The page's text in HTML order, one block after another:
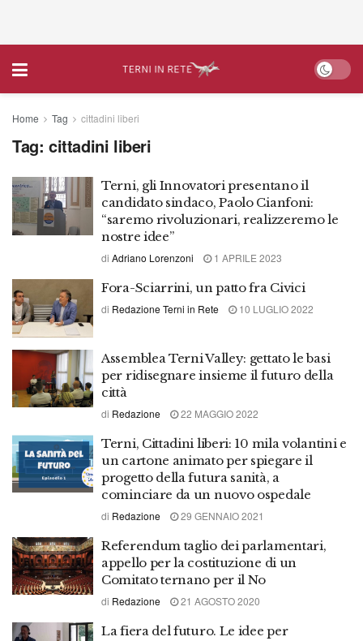
Home Tag cittadini liberi
Tag: cittadini liberi
Terni, gli Innovatori presentano il
candidato sindaco, Paolo Cianfoni:
“saremo rivoluzionari, realizzeremo le
nostre idee”
di Adriano Lorenzoni 1 APRILE 2023
Fora-Sciarrini, un patto fra Civici
di Redazione Terni in Rete 10 LUGLIO 2022
Assemblea Terni Valley: gettato le basi
per ridisegnare insieme il futuro della
città
di Redazione 22 MAGGIO 2022
Terni, Cittadini liberi: 10 mila volantini e
un cartone animato per spiegare il
progetto della futura sanità, a
cominciare da un nuovo ospedale
di Redazione 29 GENNAIO 2021
Referendum taglio dei parlamentari,
appello per la costituzione di un
Comitato ternano per il No
di Redazione 21 AGOSTO 2020
La fiera del futuro. Le idee per